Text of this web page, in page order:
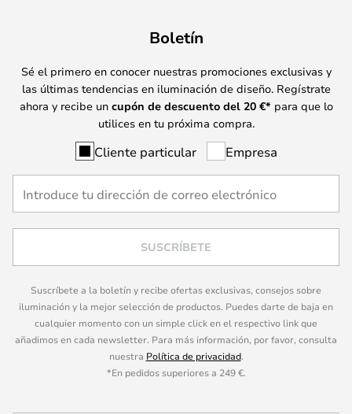
Boletín
Sé el primero en conocer nuestras promociones exclusivas y
las últimas tendencias en iluminación de diseño. Regístrate
ahora y recibe un cupón de descuento del 20 €* para que lo
utilices en tu próxima compra.
Cliente particular Empresa
SUSCRÍBETE
Suscríbete a la boletín y recibe ofertas exclusivas, consejos sobre
iluminación y la mejor selección de productos. Puedes darte de baja en
cualquier momento con un simple click en el respectivo link que
añadimos en cada newsletter. Para más información, por favor, consulta
nuestra Política de privacidad.
*En pedidos superiores a 249 €.